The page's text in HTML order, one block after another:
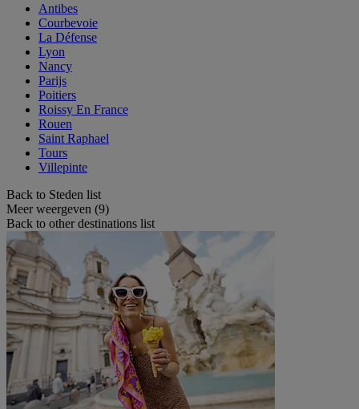
Antibes
Courbevoie
La Défense
Lyon
Nancy
Parijs
Poitiers
Roissy En France
Rouen
Saint Raphael
Tours
Villepinte
Back to Steden list
Meer weergeven (9)
Back to other destinations list